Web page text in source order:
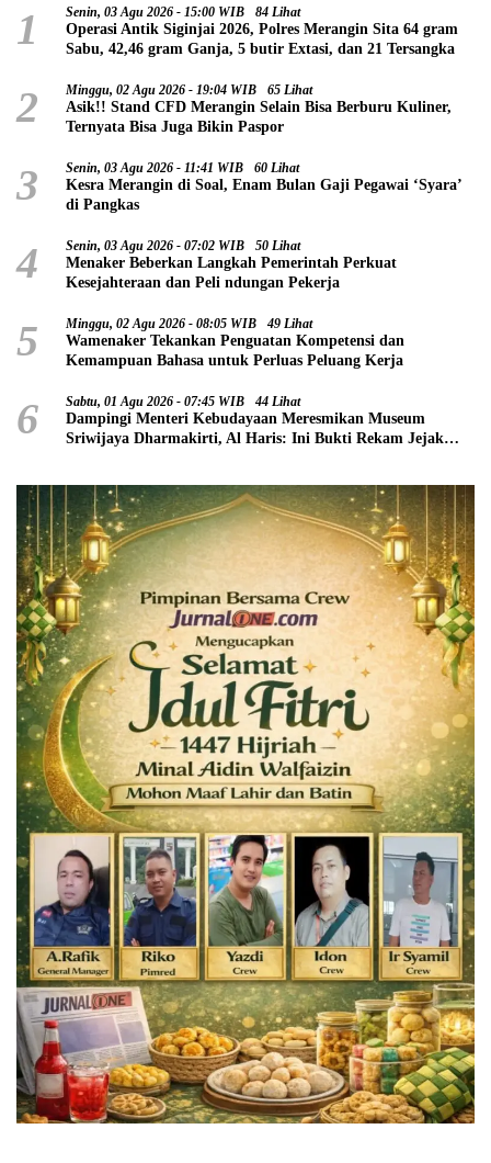
1 Senin, 03 Agu 2026 - 15:00 WIB 84 Lihat
Operasi Antik Siginjai 2026, Polres Merangin Sita 64 gram
Sabu, 42,46 gram Ganja, 5 butir Extasi, dan 21 Tersangka
2 Minggu, 02 Agu 2026 - 19:04 WIB 65 Lihat
Asik!! Stand CFD Merangin Selain Bisa Berburu Kuliner,
Ternyata Bisa Juga Bikin Paspor
3 Senin, 03 Agu 2026 - 11:41 WIB 60 Lihat
Kesra Merangin di Soal, Enam Bulan Gaji Pegawai ‘Syara’
di Pangkas
4 Senin, 03 Agu 2026 - 07:02 WIB 50 Lihat
Menaker Beberkan Langkah Pemerintah Perkuat
Kesejahteraan dan Peli ndungan Pekerja
5 Minggu, 02 Agu 2026 - 08:05 WIB 49 Lihat
Wamenaker Tekankan Penguatan Kompetensi dan
Kemampuan Bahasa untuk Perluas Peluang Kerja
6 Sabtu, 01 Agu 2026 - 07:45 WIB 44 Lihat
Dampingi Menteri Kebudayaan Meresmikan Museum
Sriwijaya Dharmakirti, Al Haris: Ini Bukti Rekam Jejak